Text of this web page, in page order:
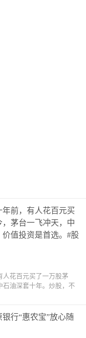
前，有人花百元买
茅台一飞冲天，中
值投资是首选。#股
人花百元买了一万股茅
石油深套十年。炒股，不
行“惠农宝”放心随